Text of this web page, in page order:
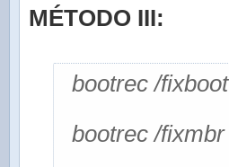
MÉTODO III:
bootrec /fixboot
bootrec /fixmbr